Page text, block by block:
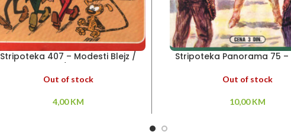
Stripoteka 407 – Modesti Blejz /
Out of stock
4,00KM
Stripoteka Panorama 75
Out of stock
10,00KM